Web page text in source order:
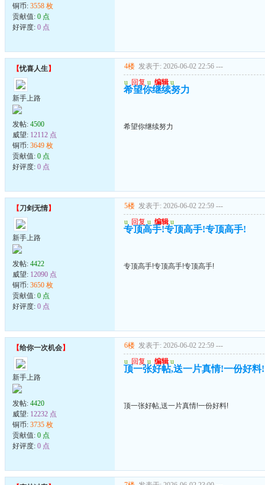
铜币: 3558 枚
贡献值: 0 点
好评度: 0 点
【忧喜人生】
新手上路
发帖: 4500
威望: 12112 点
铜币: 3649 枚
贡献值: 0 点
好评度: 0 点
4楼 发表于: 2026-06-02 22:56 ---
u 回复 u 编辑 u
希望你继续努力
希望你继续努力
【刀剑无情】
新手上路
发帖: 4422
威望: 12090 点
铜币: 3650 枚
贡献值: 0 点
好评度: 0 点
5楼 发表于: 2026-06-02 22:59 ---
u 回复 u 编辑 u
专顶高手!专顶高手!专顶高手!
专顶高手!专顶高手!专顶高手!
【给你一次机会】
新手上路
发帖: 4420
威望: 12232 点
铜币: 3735 枚
贡献值: 0 点
好评度: 0 点
6楼 发表于: 2026-06-02 22:59 ---
u 回复 u 编辑 u
顶一张好帖,送一片真情!一份好料!
顶一张好帖,送一片真情!一份好料!